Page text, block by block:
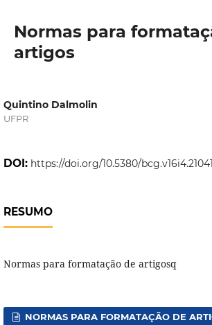
Normas para
artigos
Quintino Dalmolin
UFPR
DOI: https://doi.org/10.5380/bcg.v16i4.21041
RESUMO
Normas para formatação de artigosq
NORMAS PARA FORMATAÇÃO DE